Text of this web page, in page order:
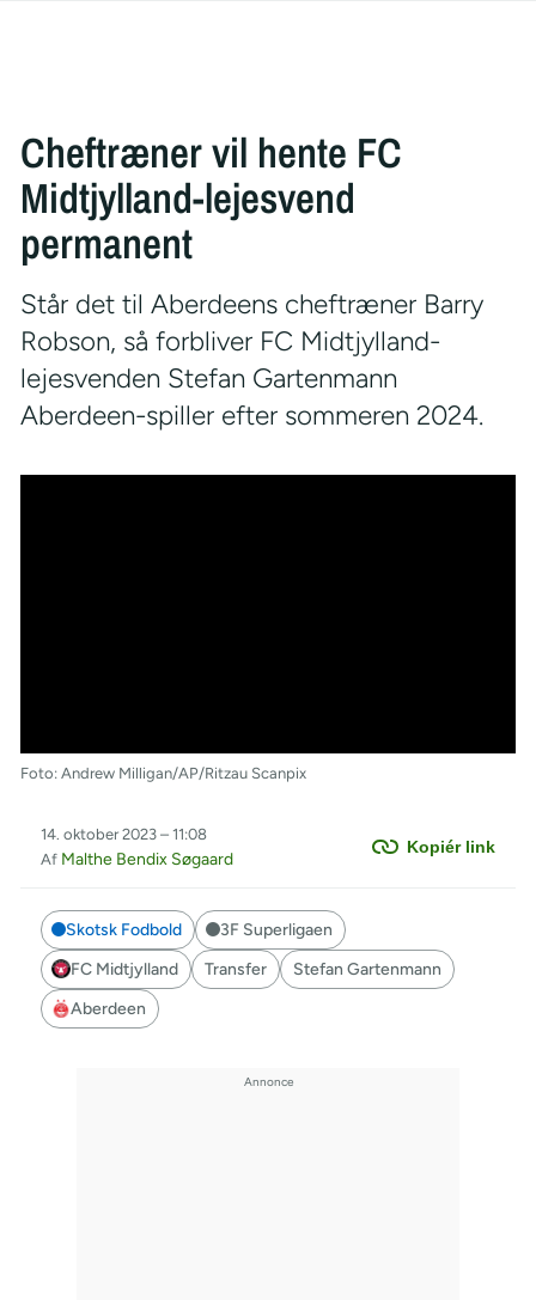
Cheftræner vil hente FC
Midtjylland-lejesvend
permanent
Står det til Aberdeens cheftræner Barry
Robson, så forbliver FC Midtjylland-
lejesvenden Stefan Gartenmann
Aberdeen-spiller efter sommeren 2024.
Foto: Andrew Milligan/AP/Ritzau Scanpix
Kopiér link
14. oktober 2023 – 11:08
Af Malthe Bendix Søgaard
Skotsk Fodbold
3F Superligaen
FC Midtjylland
Transfer
Stefan Gartenmann
Aberdeen